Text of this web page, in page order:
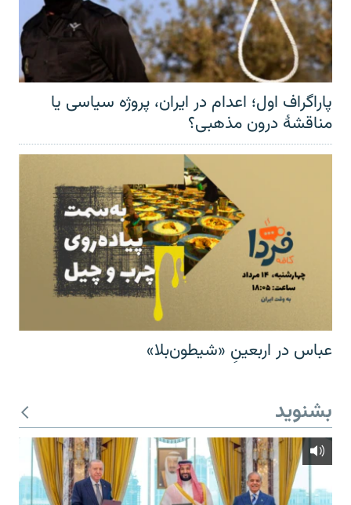
پاراگراف اول؛ اعدام در ایران، پروژه سیاسی یا
مناقشهٔ درون مذهبی؟
عباس در اربعینِ «شیطون‌بلا»
بشنوید